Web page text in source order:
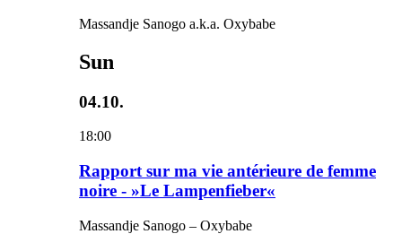
Massandje Sanogo a.k.a. Oxybabe
Sun
04.10.
18:00
Rapport sur ma vie antérieure de femme
noire - »Le Lampenfieber«
Massandje Sanogo – Oxybabe